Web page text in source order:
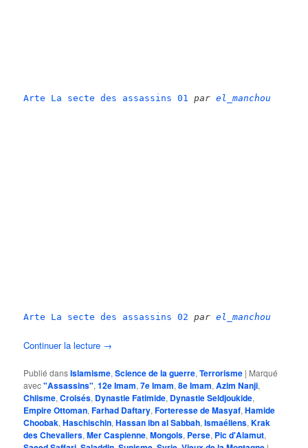
Arte La secte des assassins 01 parel_manchou
Arte La secte des assassins 02 parel_manchou
Continuer la lecture →
Publié dansIslamisme,Science de la guerre,Terrorisme | Marqué
avec"Assassins",12e Imam,7e Imam,8e Imam,Azim Nanji,
Chiisme,Croisés, Dynastie Fatimide, Dynastie Seldjoukide,
Empire Ottoman,Farhad Daftary,Forteresse de Masyaf,Hamide
Choobak,Haschischin,Hassan ibn al Sabbah,Ismaéliens,Krak
des Chevaliers,Mer Caspienne,Mongols, Perse, Pic d'Alamut,